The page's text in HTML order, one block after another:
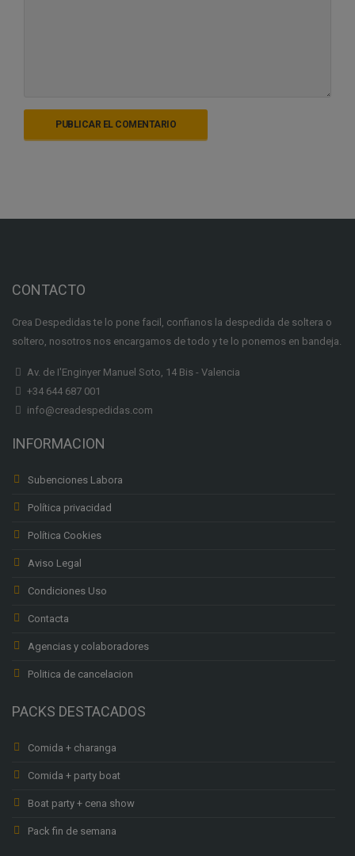
CONTACTO
Crea Despedidas te lo pone facil, confianos la despedida de soltera o
soltero, nosotros nos encargamos de todo y te lo ponemos en bandeja.
Av. de I'Enginyer Manuel Soto, 14 Bis - Valencia
+34 644 687 001
info@creadespedidas.com
INFORMACION
Subenciones Labora
Política privacidad
Política Cookies
Aviso Legal
Condiciones Uso
Contacta
Agencias y colaboradores
Politica de cancelacion
PACKS DESTACADOS
Comida + charanga
Comida + party boat
Boat party + cena show
Pack fin de semana